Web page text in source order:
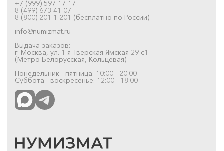
+7 (999) 597-17-17
8 (499) 673-41-07
8 (800) 201-1-201 (бесплатно по России)
info@numizmat.ru
Выдача заказов:
г. Москва, ул. 1-я Тверская-Ямская 29 с1
(Метро Белорусская, Кольцевая)
Понедельник - пятница: 10:00 - 20:00
Суббота - воскресенье: 12:00 - 18:00